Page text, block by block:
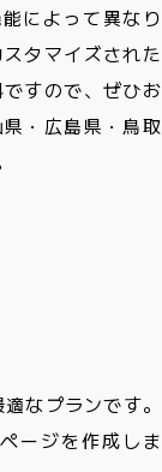
によって異なり
タマイズされた
すので、ぜひお
・広島県・鳥取
なプランです。
ージを作成しま